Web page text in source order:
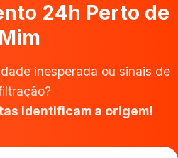
24h Perto de
Mim
inesperada ou sinais de
identificam a origem!